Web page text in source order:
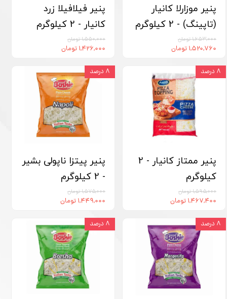
پنیر موزارلا کانیار
(تاپینگ) - 2 کیلوگرم
۱,۶۵۳,۰۰۰ تومان
۱,۵۲۰,۷۶۰ تومان
پنیر فیلافیلا زرد
کانیار - 2 کیلوگرم
۱,۵۵۰,۰۰۰ تومان
۱,۴۲۶,۰۰۰ تومان
پنیر ممتاز کانیار - 2
کیلوگرم
۱,۵۹۵,۰۰۰ تومان
۱,۴۶۷,۴۰۰ تومان
۸ درصد
پنیر پیتزا ناپولی بشیر
- 2 کیلوگرم
۱,۵۷۵,۰۰۰ تومان
۱,۴۴۹,۰۰۰ تومان
۸ درصد
۸ درصد ۸ درصد